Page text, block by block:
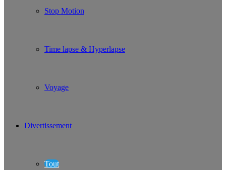
Stop Motion
Time lapse & Hyperlapse
Voyage
Divertissement
Tout